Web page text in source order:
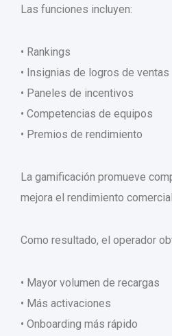
Las funciones incluyen:
• Rankings
• Insignias de logros de ventas
• Paneles de incentivos
• Competencias de equipos
• Premios de rendimiento
La gamificación promueve
mejora el rendimiento
Como resultado, el operador
• Mayor volumen de recargas
• Más activaciones
• Onboarding más rápido